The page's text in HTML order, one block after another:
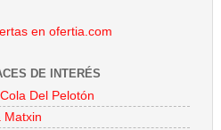
DE INTERÉS
Del Pelotón
Matxin